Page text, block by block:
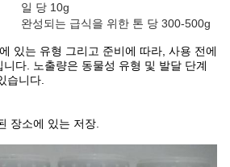
일 당 10g
완성되는 급식을 위한 톤 당 300-500g
있는 유형 그리고 준비에 따라, 사용 전에
다. 노출량은 동물성 유형 및 발달 단계
습니다.
장소에 있는 저장.